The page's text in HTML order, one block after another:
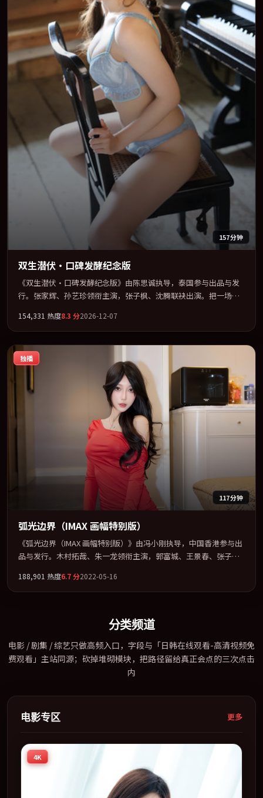
157分钟
双生潜伏·口碑发酵纪念版
《双生潜伏·口碑发酵纪念版》由陈思诚执导，泰国参与出品与发
行。张家辉、孙艺珍领衔主演，张子枫、沈腾联袂出演。把一场意
叙事、表演与视听上力求统一。定于 2026-04-05 在内地院线及主流
平台同步亮相，2026 年度话题片中口碑稳健，适合喜欢强情节与人
物弧光的观众完整观看。
154,331 热度8.3 分2026-12-07
独播
117分钟
弧光边界（IMAX 画幅特别版）
《弧光边界（IMAX 画幅特别版）》由冯小刚执导，中国香港参与出
品与发行。木村拓哉、朱一龙领衔主演，郭富城、王景春、张子枫
悚」类型为骨架，在叙事、表演与视听上力求统一。定于 2022-07-
05 在内地院线及主流平台同步亮相，2022 年度话题片中口碑稳健，
188,901 热度6.7分2022-05-16
分类频道
电影 / 剧集 / 综艺只做高频入口，字段与「日韩在线观看-高清视频免
费观看」主站同源；砍掉堆砌模块，把路径留给真正会点的三次点击
内
电影专区 更多
4K